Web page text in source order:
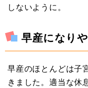
しないように。
早産になり
早産のほとんどは子
きました。適当な休